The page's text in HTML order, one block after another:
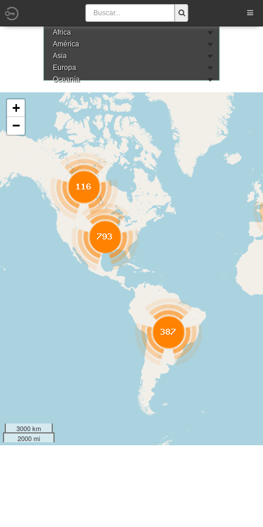
Africa
América
Asia
Europa
Oceanía
+
−
3000 km
2000 mi